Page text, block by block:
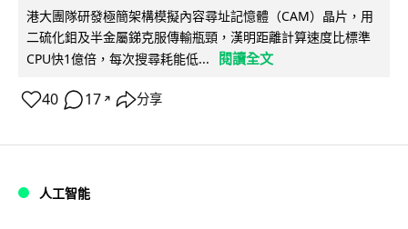
港大團隊研發極簡架構模擬內容尋址記憶體（CAM）晶片，用
二硫化鉬及半金屬銻克服傳輸瓶頸，漢明距離計算速度比標準
CPU快1億倍，每次搜尋耗能低...
閱讀全文
40 17 ↗ 分享
人工智能